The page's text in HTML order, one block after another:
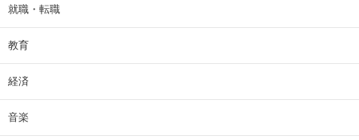
就職・転職
教育
経済
音楽